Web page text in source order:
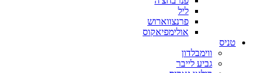
ליל
פרנצווארוש
אולימפיאקוס
טניס
ווימבלדון
גביע לייבר